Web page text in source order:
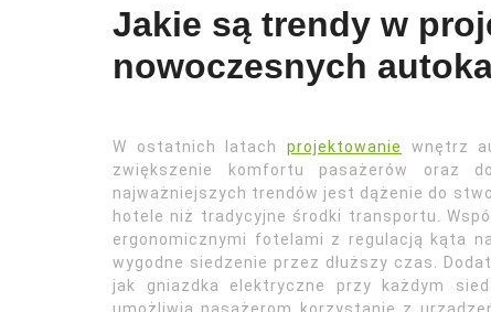
Jakie są trendy w
nowoczesnych
W ostatnich latach projektowanie
wnętrz
zwiększenie komfortu pasażerów oraz
najważniejszych trendów jest dążenie do
hotele niż tradycyjne środki transportu.
ergonomicznymi fotelami z regulacją kąta
wygodne siedzenie przez dłuższy czas.
jak gniazdka elektryczne przy każdym